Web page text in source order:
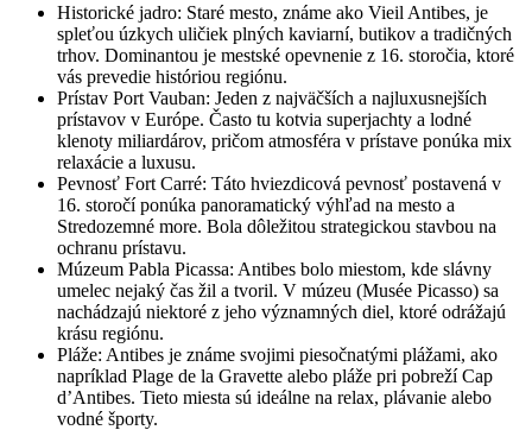
Historické jadro: Staré mesto, známe ako Vieil Antibes, je
spleťou úzkych uličiek plných kaviarní, butikov a tradičných
trhov. Dominantou je mestské opevnenie z 16. storočia, ktoré
vás prevedie históriou regiónu.
Prístav Port Vauban: Jeden z najväčších a najluxusnejších
prístavov v Európe. Často tu kotvia superjachty a lodné
klenoty miliardárov, pričom atmosféra v prístave ponúka mix
relaxácie a luxusu.
Pevnosť Fort Carré: Táto hviezdicová pevnosť postavená v
16. storočí ponúka panoramatický výhľad na mesto a
Stredozemné more. Bola dôležitou strategickou stavbou na
ochranu prístavu.
Múzeum Pabla Picassa: Antibes bolo miestom, kde slávny
umelec nejaký čas žil a tvoril. V múzeu (Musée Picasso) sa
nachádzajú niektoré z jeho významných diel, ktoré odrážajú
krásu regiónu.
Pláže: Antibes je známe svojimi piesočnatými plážami, ako
napríklad Plage de la Gravette alebo pláže pri pobreží Cap
d’Antibes. Tieto miesta sú ideálne na relax, plávanie alebo
vodné športy.